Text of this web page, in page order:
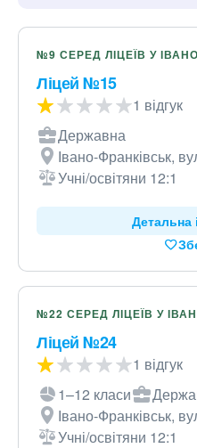
№9 СЕРЕД ЛІЦЕЇВ У
Ліцей №15
1 відгук
Державна
Івано-Франківськ,
Учні/освітяни 12:1
Детальна
№22 СЕРЕД ЛІЦЕЇВ У
Ліцей №24
1 відгук
1–12 класи
Івано-Франківськ,
Учні/освітяни 12:1